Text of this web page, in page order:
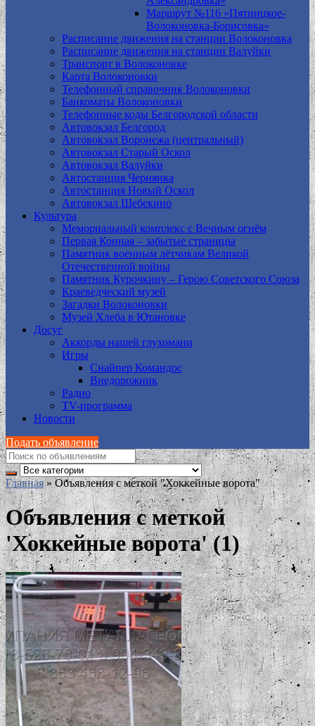
Маршрут №116 «Пятницкое-
Волоконовка-Борисовка»
Расписание движения на станции Волоконовка
Расписание движения на станции Валуйки
Транспорт в Волоконовке
Карта Волоконовки
Телефонный справочник Волоконовки
Банкоматы Волоконовки
Телефонные коды Белгородской области
Автовокзал Белгород
Автовокзал Воронежа (центральный)
Автовокзал Старый Оскол
Автовокзал Валуйки
Автостанция Чернянка
Автостанция Новый Оскол
Автовокзал Шебекино
Культура
Мемориальный комплекс с Вечным огнём
Первая Конная – забытые страницы
Памятник военным лётчикам Великой
Отечественной войны
Памятник Курочкину – Герою Советского Союза
Краеведческий музей
Загадки Волоконовки
Музей Хлеба в Ютановке
Досуг
Аккорды нашей глухомани
Игры
Снайпер Командос
Внедорожник
Радио
TV-программа
Новости
Подать объявление
Главная » Объявления с меткой "Хоккейные ворота"
Объявления с меткой
'Хоккейные ворота' (1)